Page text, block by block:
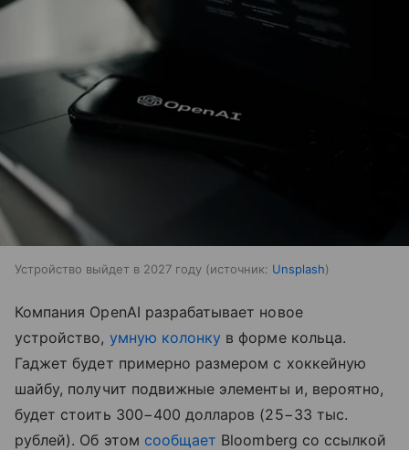
Устройство выйдет в 2027 году источник: Unsplash
Компания OpenAI разрабатывает новое
устройство, умную колонку в форме кольца.
Гаджет будет примерно размером с хоккейную
шайбу, получит подвижные элементы и, вероятно,
будет стоить 300−400 долларов (25−33 тыс.
рублей). Об этом сообщает Bloomberg со ссылкой